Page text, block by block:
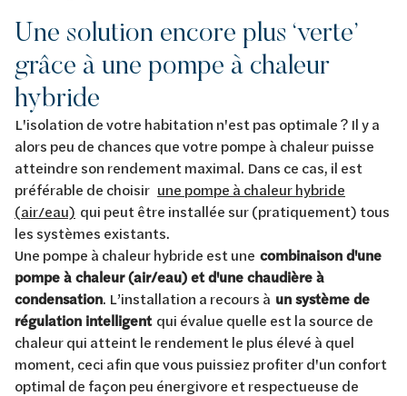
Une solution encore plus ‘verte’
grâce à une pompe à chaleur
hybride
L'isolation de votre habitation n'est pas optimale ? Il y a
alors peu de chances que votre pompe à chaleur puisse
atteindre son rendement maximal. Dans ce cas, il est
préférable de choisir une pompe à chaleur hybride
(air/eau) qui peut être installée sur (pratiquement) tous
les systèmes existants.
Une pompe à chaleur hybride est une combinaison d'une
pompe à chaleur (air/eau) et d'une chaudière à
condensation. L’installation a recours à un système de
régulation intelligentqui évalue quelle est la source de
chaleur qui atteint le rendement le plus élevé à quel
moment, ceci afin que vous puissiez profiter d'un confort
optimal de façon peu énergivore et respectueuse de